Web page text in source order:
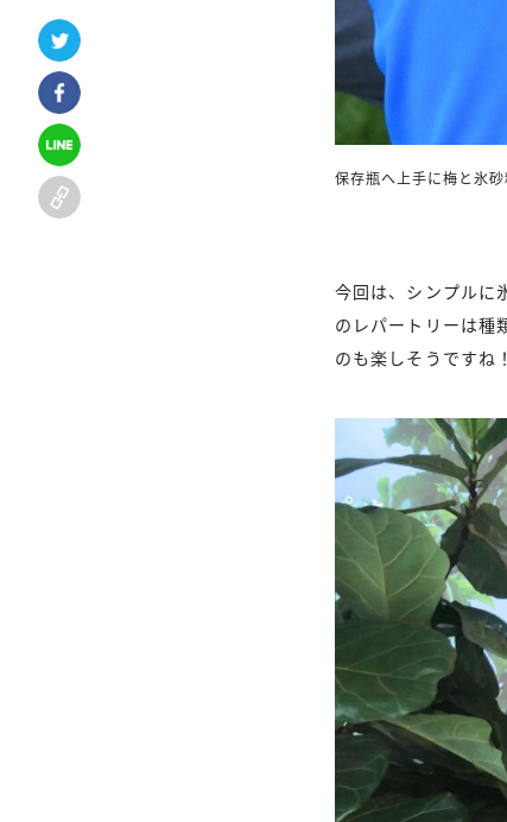
保存瓶へ上手に梅と氷砂
今回は、シンプルに
のレパートリーは種
のも楽しそうですね！